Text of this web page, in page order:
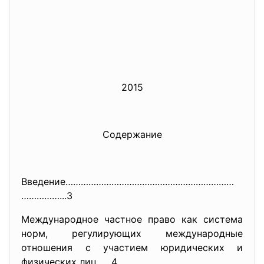
2015
Содержание
Введение…………………………………………………………
……………...3
Международное частное право как система
норм, регулирующих международные
отношения с участием юридических и
физических лиц…...4